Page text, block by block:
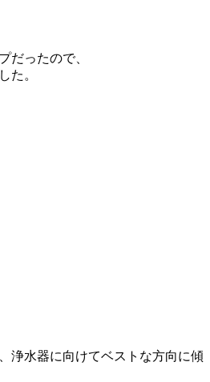
だったので、
た。
浄水器に向けてベストな方向に傾